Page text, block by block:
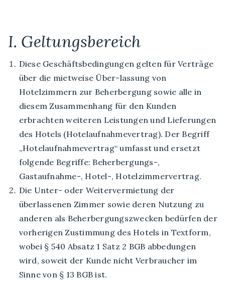
I. Geltungsbereich
Diese Geschäftsbedingungen gelten für Verträge
über die mietweise Über-lassung von
Hotelzimmern zur Beherbergung sowie alle in
diesem Zusammenhang für den Kunden
erbrachten weiteren Leistungen und Lieferungen
des Hotels (Hotelaufnahmevertrag). Der Begriff
„Hotelaufnahmevertrag“ umfasst und ersetzt
folgende Begriffe: Beherbergungs-,
Gastaufnahme-, Hotel-, Hotelzimmervertrag.
Die Unter- oder Weitervermietung der
überlassenen Zimmer sowie deren Nutzung zu
anderen als Beherbergungszwecken bedürfen der
vorherigen Zustimmung des Hotels in Textform,
wobei § 540 Absatz 1 Satz 2 BGB abbedungen
wird, soweit der Kunde nicht Verbraucher im
Sinne von § 13 BGB ist.